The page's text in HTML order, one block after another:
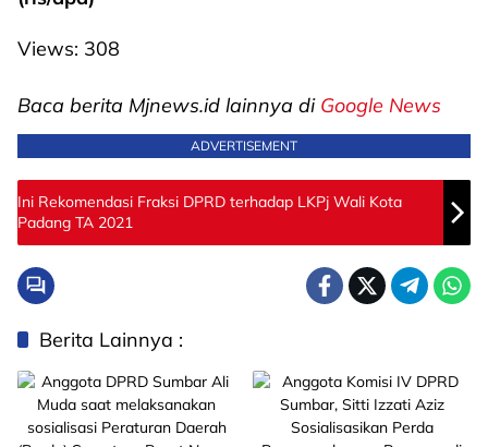
Views: 308
Baca berita Mjnews.id lainnya di Google News
ADVERTISEMENT
Ini Rekomendasi Fraksi DPRD terhadap LKPj Wali Kota
Padang TA 2021
Berita Lainnya :